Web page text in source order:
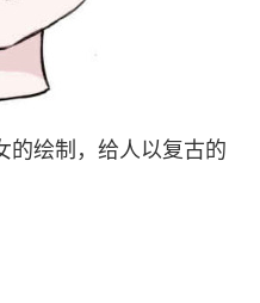
的绘制，给人以复古的